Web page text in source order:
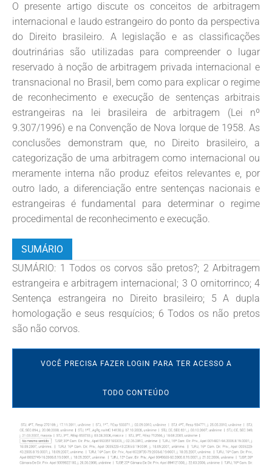
O presente artigo discute os conceitos de arbitragem
internacional e laudo estrangeiro do ponto da perspectiva
do Direito brasileiro. A legislação e as classificações
doutrinárias são utilizadas para compreender o lugar
reservado à noção de arbitragem privada internacional e
transnacional no Brasil, bem como para explicar o regime
de reconhecimento e execução de sentenças arbitrais
estrangeiras na lei brasileira de arbitragem (Lei nº
9.307/1996) e na Convenção de Nova Iorque de 1958. As
conclusões demonstram que, no Direito brasileiro, a
categorização de uma arbitragem como internacional ou
meramente interna não produz efeitos relevantes e, por
outro lado, a diferenciação entre sentenças nacionais e
estrangeiras é fundamental para determinar o regime
procedimental de reconhecimento e execução.
SUMÁRIO
SUMÁRIO: 1 Todos os corvos são pretos?; 2 Arbitragem
estrangeira e arbitragem internacional; 3 O ornitorrinco; 4
Sentença estrangeira no Direito brasileiro; 5 A dupla
homologação e seus resquícios; 6 Todos os não pretos
são não corvos.
VOCÊ PRECISA FAZER LOGIN PARA TER ACESSO A
TODO CONTEÚDO